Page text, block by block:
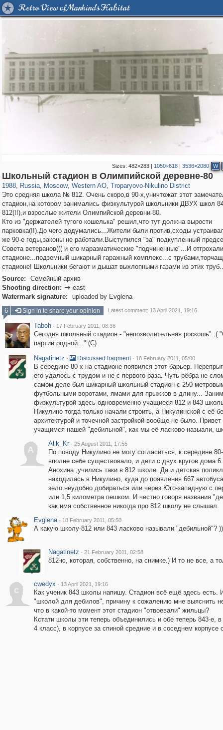
Retro View of Mankind's Habitat
Sizes:482×283 | 1050×618 |3536×2080 W
Школьный стадион в Олимпийской деревне-80
1988, Russia
1,407,361 29,248
, Moscow
319,882 8,286
, Western AO
27,131 310
, Troparyovo-Nikulino District
2,259 7
Это средняя школа № 812. Очень скоро,в 90-х,уничтожат этот
стадион,на котором занимались физкультурой школьники ДВУХ школ
812(!!),и взрослые жители Олимпийской деревни-80.
Кто из "держателей тугого кошелька" решил,что тут должна вырости
парковка(!!).До чего додумались...Жители были против,сходы
же 90-е годы,законы не работали.Выступился "за" подкупленный
Совета ветеранов((( и его маразматические "подчиненные"...И
стадионе...подземный шикарный гаражный комплекс...с
стадионе! Школьники бегают и дышат выхлопными газами из этих
Source:
Семейный архив
Shooting direction:  east
Watermark signature:
uploaded by Evglena
6
Sign in to share your opinion Latest comment: 13 April 2021, 19:16
Taboh · 17 February 2011, 08:36
Сегодня школьный стадион - "непозволительная роскошь" :(
партии родной..." (С)
Nagatinetz · Discussed fragment · 18 February 2011, 05:00
В середине 80-х на стадионе появился этот барьер.
его удалось с трудом и не с первого раза. Чуть рёбра не
самом деле был шикарный школьный стадион с 250-
футбольными воротами, ямами для прыжков в длину...
физкультурой здесь одновременно учащиеся 812 и 843
Никулино тогда только начали строить, а Никулинской с её
архитектурой и точечной застройкой вообще не было.
учащимся нашей "дебильной", как мы её ласково назыали,
A
Alik_Kr · 25 August 2011, 17:55
По поводу Никулино не могу согласиться, к середине
вполне себе существовало, и дети с двух кругов дома 6
Анохина ,учились таки в 812 школе. Да и детская
находилась в Никулино, куда до появления 667
зело неудобно добираться или через Юго-западную с
или 1,5 километра пешком. И честно говоря названия
как имя собственное никогда про 812 школу не слышал.
Evglena · 18 February 2011, 05:50
А какую школу-812 или 843 ласково называли "дебильной"?
Nagatinetz · 21 February 2011, 02:58
812-ю, которая, собственно, на снимке.) И то не все, а
c
cwedyx · 13 April 2021, 19:16
Как ученик 843 школы напишу. Стадион всё ещё здесь есть.
"школой для дебилов", причину к сожалению мне выяснить
что в какой-то момент этот стадион "отвоевали" жильцы?
Кстати школы эти теперь объединились и обе теперь 843-
4 класс), в корпусе за спиной средние и в соседнем корпусе